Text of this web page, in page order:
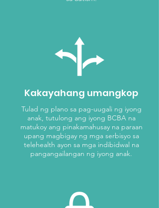
Kakayahang umangkop
Tulad ng plano sa pag-uugali ng iyong
anak, tutulong ang iyong BCBA na
matukoy ang pinakamahusay na paraan
upang magbigay ng mga serbisyo sa
telehealth ayon sa mga indibidwal na
pangangailangan ng iyong anak.